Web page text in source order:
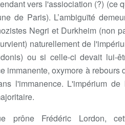
vers l'assiociation (?) (ce
de Paris). L’ambiguïté
Negri et Durkheim (non
naturellement de
ou si celle-ci devait lui-
immanente, oxymore à rebours
l'immanence. L'impérium de
prône Frédéric Lordon,